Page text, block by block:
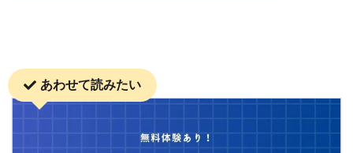
あわせて読みたい